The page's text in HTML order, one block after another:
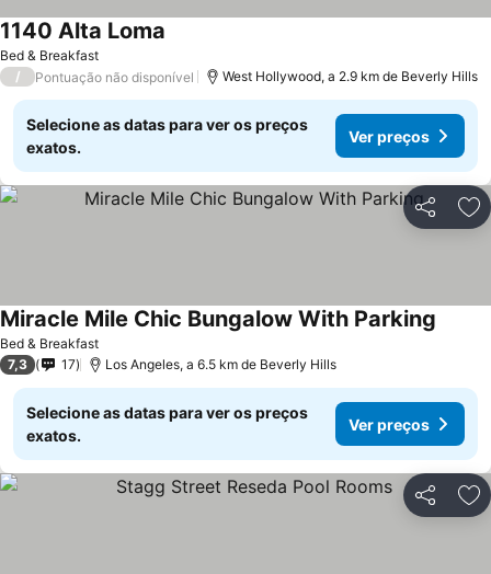
Bed & Breakfast
1140 Alta Loma
/ Pontuação não disponível West Hollywood, a 2.9 km de Beverly Hills
Selecione as datas para ver os preços
exatos.
Ver preços
Partilhar
Bed & Breakfast
Miracle Mile Chic Bungalow With Parking
7,3 17 Los Angeles, a 6.5 km de Beverly Hills
Selecione as datas para ver os preços
exatos.
Ver preços
Partilhar